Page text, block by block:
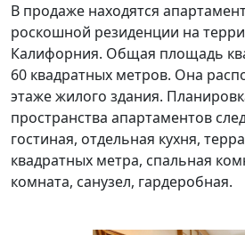
В продаже находятся
роскошной резиденции на
Калифорния. Общая площадь
60 квадратных метров. Она
этаже жилого здания.
пространства апартаментов
гостиная, отдельная кухня,
квадратных метра, спальная
комната, санузел, гардеробная.